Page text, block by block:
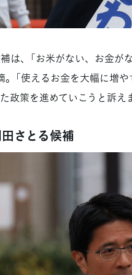
は、「お米がない、お金が
。「使えるお金を大幅に増
政策を進めていこうと訴え
さとる候補